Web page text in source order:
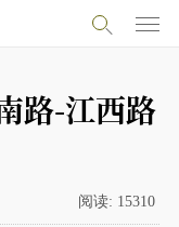
路-江西路
阅读: 15310